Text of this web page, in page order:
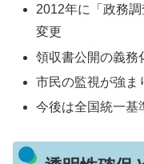
2012年に「政務
変更
領収書公開の義務
市民の監視が強ま
今後は全国統一基